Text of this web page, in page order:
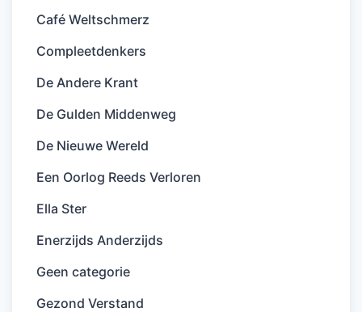
Café Weltschmerz
Compleetdenkers
De Andere Krant
De Gulden Middenweg
De Nieuwe Wereld
Een Oorlog Reeds Verloren
Ella Ster
Enerzijds Anderzijds
Geen categorie
Gezond Verstand